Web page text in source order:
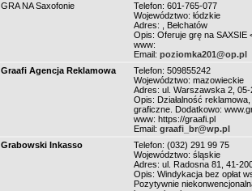
GRA NA Saxofonie
Telefon: 601-765-077
Województwo: łódzkie
Adres: , Bełchatów
Opis: Oferuje grę na SAXSIE
www:
Email: poziomka201@op.pl
Graafi Agencja Reklamowa
Telefon: 509855242
Województwo: mazowieckie
Adres: ul. Warszawska 2, 05-
Opis: Działalność
graficzne. Dodatkowo:
www: https://graafi.pl
Email: graafi_br@wp.pl
Grabowski Inkasso
Telefon: (032) 291 99 75
Województwo: śląskie
Adres: ul. Radosna 81, 41-
Opis: Windykacja bez opłat
Pozytywnie